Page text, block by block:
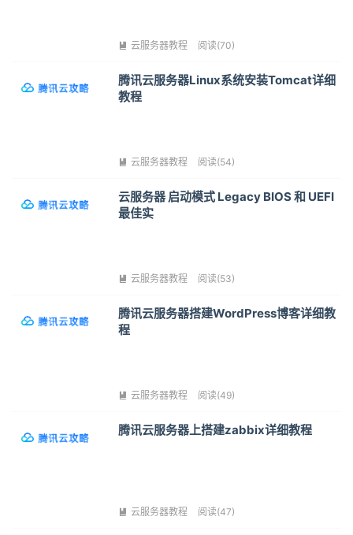
 云服务器教程 阅读(70)
腾讯云服务器Linux系统安装Tomcat详细
教程
 云服务器教程 阅读(54)
云服务器 启动模式 Legacy BIOS 和 UEFI
最佳实
 云服务器教程 阅读(53)
腾讯云服务器搭建WordPress博客详细教
程
 云服务器教程 阅读(49)
腾讯云服务器上搭建zabbix详细教程
 云服务器教程 阅读(47)